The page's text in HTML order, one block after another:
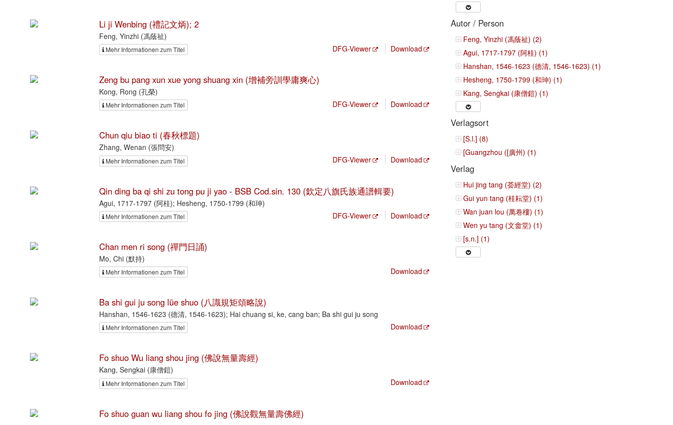
Li ji Wenbing (禮記文炳); 2
Feng, Yinzhi (馮蔭祉)
Mehr Informationen zum Titel DFG-Viewer Download
Zeng bu pang xun xue yong shuang xin (增補旁訓學庸爽心)
Kong, Rong (孔榮)
Mehr Informationen zum Titel DFG-Viewer Download
Chun qiu biao ti (春秋標題)
Zhang, Wenan (張問安)
Mehr Informationen zum Titel DFG-Viewer Download
Qin ding ba qi shi zu tong pu ji yao - BSB Cod.sin. 130 (欽定八旗氏族通譜輯要)
Agui, 1717-1797 (阿桂); Hesheng, 1750-1799 (和珅)
Mehr Informationen zum Titel DFG-Viewer Download
Chan men ri song (禪門日誦)
Mo, Chi (默持)
Mehr Informationen zum Titel Download
Ba shi gui ju song lüe shuo (八識規矩頌略說)
Hanshan, 1546-1623 (德清, 1546-1623); Hai chuang si, ke, cang ban; Ba shi gui ju song
Mehr Informationen zum Titel Download
Fo shuo Wu liang shou jing (佛說無量壽經)
Kang, Sengkai (康僧鎧)
Mehr Informationen zum Titel Download
Fo shuo guan wu liang shou fo jing (佛說觀無量壽佛經)
Autor / Person
Feng, Yinzhi (馮蔭祉) (2)
Agui, 1717-1797 (阿桂) (1)
Hanshan, 1546-1623 (德清, 1546-1623) (1)
Hesheng, 1750-1799 (和珅) (1)
Kang, Sengkai (康僧鎧) (1)
Verlagsort
[S.l.] (8)
[Guangzhou ([廣州) (1)
Verlag
Hui jing tang (荟經堂) (2)
Gui yun tang (桂耘堂) (1)
Wan juan lou (萬卷樓) (1)
Wen yu tang (文畬堂) (1)
[s.n.] (1)